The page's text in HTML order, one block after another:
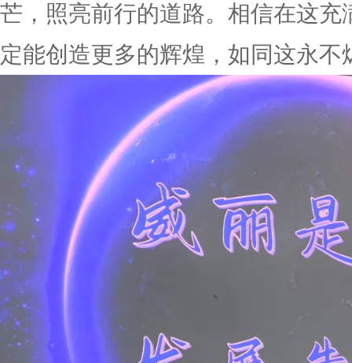
芒，照亮前行的道路。相信在这
定能创造更多的辉煌，如同这永